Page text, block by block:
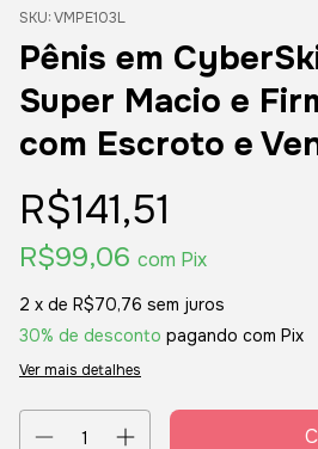
SKU:VMPE103L
Pênis em
Super Macio e
com Escroto e
R$141,51
R$99,06 com Pix
2 x de R$70,76 sem juros
30% de desconto pagando com Pix
Ver mais detalhes